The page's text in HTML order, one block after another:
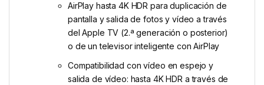
AirPlay hasta 4K HDR para duplicación de
pantalla y salida de fotos y vídeo a través
del Apple TV (2.ª generación o posterior)
o de un televisor inteligente con AirPlay
Compatibilidad con vídeo en espejo y
salida de vídeo: hasta 4K HDR a través de